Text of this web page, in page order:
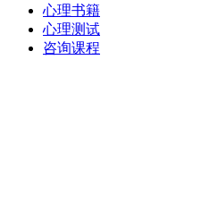
心理书籍
心理测试
咨询课程